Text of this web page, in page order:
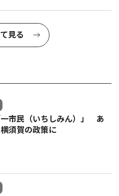
見る
市民（いちしみん）」 あ
須賀の政策に